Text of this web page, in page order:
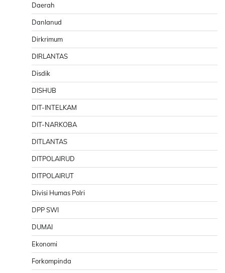
Daerah
Danlanud
Dirkrimum
DIRLANTAS
Disdik
DISHUB
DIT-INTELKAM
DIT-NARKOBA
DITLANTAS
DITPOLAIRUD
DITPOLAIRUT
Divisi Humas Polri
DPP SWI
DUMAI
Ekonomi
Forkompinda